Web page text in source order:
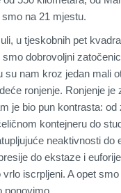
na 21 mjestu.
u tjeskobnih pet
dobrovoljni
su nam kroz jedan mali
ronjenje. Ronjenje je
je bio pun kontrasta: od
kontejneru do
neaktivnosti do
do ekstaze i
vrlo iscrpljeni. A opet